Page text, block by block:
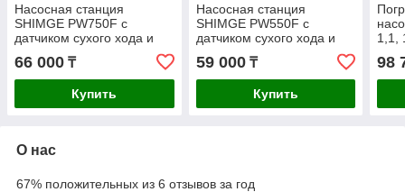
Насосная станция
SHIMGE PW750F c
датчиком сухого хода и
встроенным таймером, 50
м, 3,4 м3/ч
66 000 ₸
Купить
Насосная станция
SHIMGE PW550F c
датчиком сухого хода и
встроенным таймером, 42
м, 3 м3/ч
59 000₸
Купить
1,1,
98
О нас
67% положительных из 6 отзывов за год